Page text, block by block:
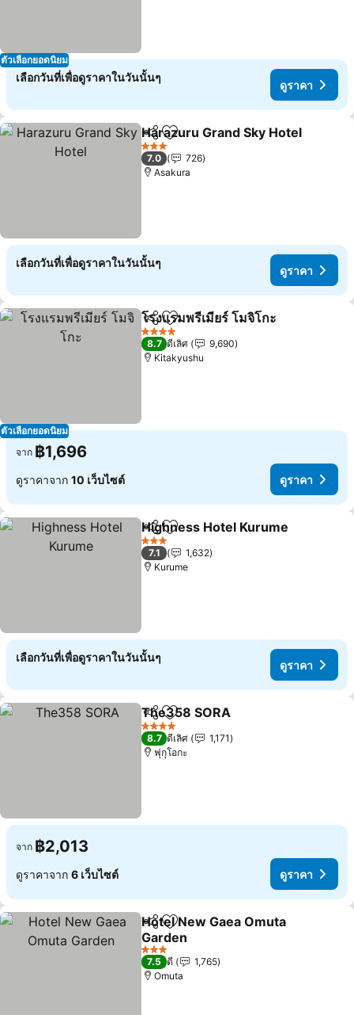
ตัวเลือกยอดนิยม
เลือกวันที่เพื่อดูราคาในวันนั้นๆ
ดูราคา
แชร์ เพิ่มในรายการโปรด
Harazuru Grand Sky Hotel
3 ดาว
7.0
726
Asakura
เลือกวันที่เพื่อดูราคาในวันนั้นๆ
ดูราคา
ตัวเลือกยอดนิยม
แชร์ เพิ่มในรายการโปรด
โรงแรมพรีเมียร์ โมจิโกะ
4 ดาว
8.7 ดีเลิศ
9,690
Kitakyushu
จาก ฿1,696
ดูราคาจาก 10 เว็บไซต์ ดูราคา
แชร์ เพิ่มในรายการโปรด
Highness Hotel Kurume
3 ดาว
7.1
1,632
Kurume
เลือกวันที่เพื่อดูราคาในวันนั้นๆ
ดูราคา
แชร์ เพิ่มในรายการโปรด
The358 SORA
4 ดาว
8.7 ดีเลิศ
1,171
ฟุกุโอกะ
จาก ฿2,013
ดูราคาจาก 6 เว็บไซต์ ดูราคา
แชร์ เพิ่มในรายการโปรด
Hotel New Gaea Omuta
Garden
ดูราคา
3 ดาว
7.5 ดี
1,765
Omuta